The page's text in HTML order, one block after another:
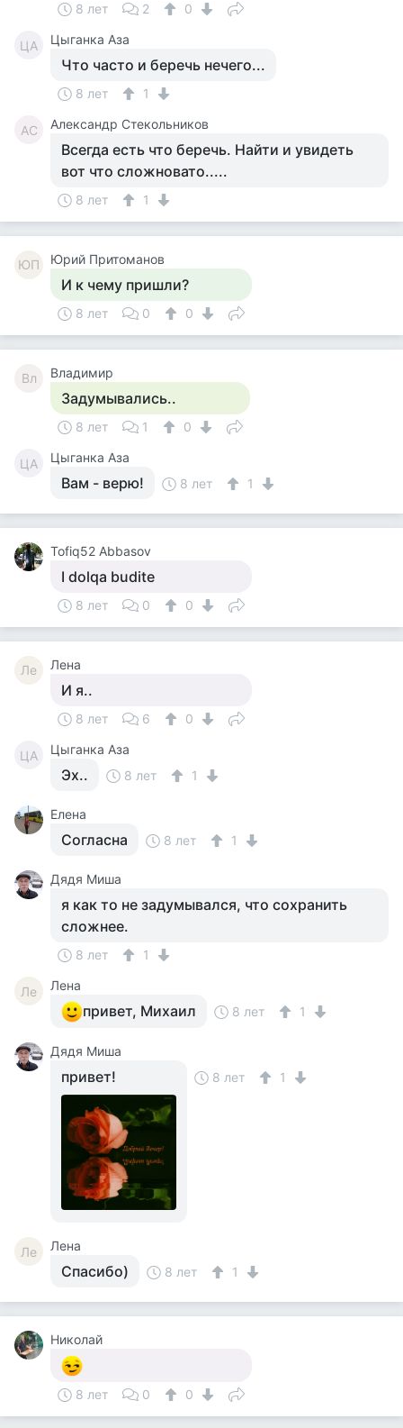
8 лет 2 0
ЦА Цыганка Аза
Что часто и беречь нечего...
8 лет 1
АС Александр Стекольников
Всегда есть что беречь. Найти и увидеть
вот что сложновато.....
8 лет 1
ЮП Юрий Притоманов
И к чему пришли?
8 лет 0 0
Вл Владимир
Задумывались..
8 лет 1 0
ЦА Цыганка Аза
Вам - верю! 8 лет 1
Tofiq52 Abbasov
I dolqa budite
8 лет 0 0
Ле Лена
И я..
8 лет 6 0
ЦА Цыганка Аза
Эх.. 8 лет 1
Елена
Согласна 8 лет 1
Дядя Миша
я как то не задумывался, что сохранить
сложнее.
8 лет 1
Ле Лена
привет, Михаил 8 лет 1
Дядя Миша
привет! 8 лет 1
Ле Лена
Спасибо) 8 лет 1
Николай
8 лет 0 0